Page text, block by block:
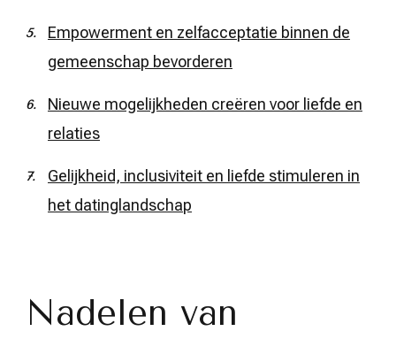
Empowerment en zelfacceptatie binnen de
gemeenschap bevorderen
Nieuwe mogelijkheden creëren voor liefde en
relaties
Gelijkheid, inclusiviteit en liefde stimuleren in
het datinglandschap
Nadelen van